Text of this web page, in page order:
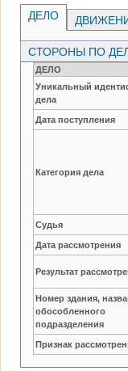
ДЕЛО
СТОРОНЫ ПО
ДЕЛО
Уникальный
дела
Дата поступления
Категория дела
Судья
Дата рассмотрения
Результат
Номер здания,
обособленного
подразделения
Признак